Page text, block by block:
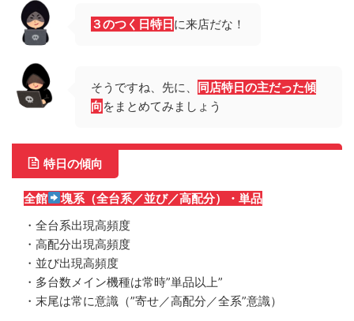
３のつく日特日に来店だな！
そうですね、先に、 同店特日の主だった傾
向をまとめてみましょう
特日の傾向
全館
塊系（全台系／並び／高配分）・単品
・全台系出現高頻度
・高配分出現高頻度
・並び出現高頻度
・多台数メイン機種は常時”単品以上”
・末尾は常に意識（”寄せ／高配分／全系”意識）